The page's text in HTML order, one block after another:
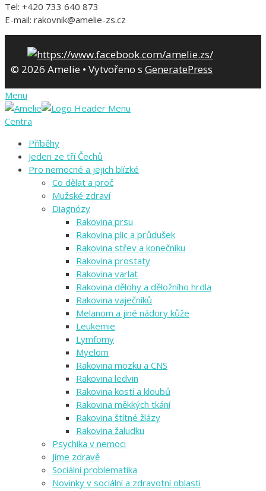
Tel: +420 733 640 873
E-mail: rakovnik@amelie-zs.cz
© 2026 Amelie • Vytvořeno s GeneratePress
Menu
Centra
Příběhy
Jeden ze tří Čechů
Pro nemocné a jejich blízké
Co dělat a proč
Mužské zdraví
Diagnózy
Rakovina prsu
Rakovina plic a průdušek
Rakovina střev a konečníku
Rakovina prostaty
Rakovina varlat
Rakovina dělohy a děložního hrdla
Rakovina vaječníků
Melanom a jiné nádory kůže
Leukemie
Lymfomy
Myelom
Rakovina mozku a CNS
Rakovina ledvin
Rakovina kostí a kloubů
Rakovina měkkých tkání
Rakovina štítné žlázy
Rakovina žaludku
Psychika v nemoci
Jíme zdravě
Sociální problematika
Novinky v sociální a zdravotní oblasti